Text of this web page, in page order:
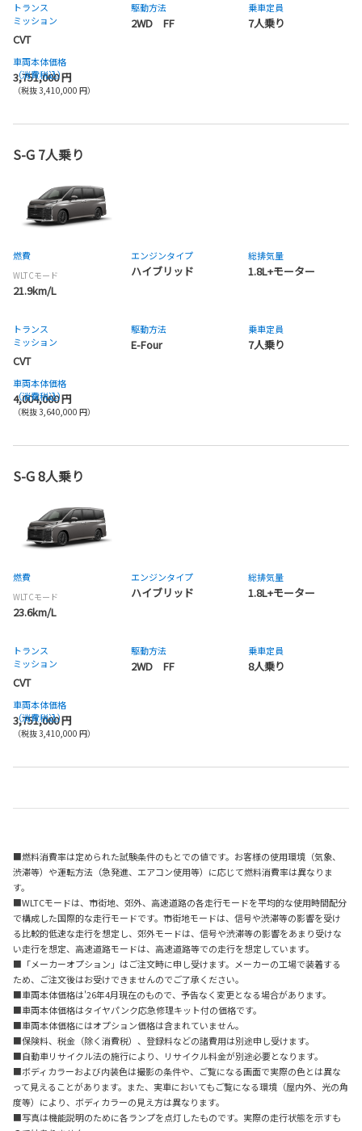
トランス
ミッション
CVT
駆動方法
2WD FF
乗車定員
7人乗り
車両本体価格
（消費税込）
3,751,000 円
（税抜 3,410,000 円）
S-G 7人乗り
燃費
WLTCモード
21.9km/L
エンジンタイプ
ハイブリッド
総排気量
1.8L+モーター
トランス
ミッション
CVT
駆動方法
E-Four
乗車定員
7人乗り
車両本体価格
（消費税込）
4,004,000 円
（税抜 3,640,000 円）
S-G 8人乗り
燃費
WLTCモード
23.6km/L
エンジンタイプ
ハイブリッド
総排気量
1.8L+モーター
トランス
ミッション
CVT
駆動方法
2WD FF
乗車定員
8人乗り
車両本体価格
（消費税込）
3,751,000 円
（税抜 3,410,000 円）
■燃料消費率は定められた試験条件のもとでの値です。お客様の使用環境（気象、
渋滞等）や運転方法（急発進、エアコン使用等）に応じて燃料消費率は異なりま
す。
■WLTCモードは、市街地、郊外、高速道路の各走行モードを平均的な使用時間配分
で構成した国際的な走行モードです。市街地モードは、信号や渋滞等の影響を受け
る比較的低速な走行を想定し、郊外モードは、信号や渋滞等の影響をあまり受けな
い走行を想定、高速道路モードは、高速道路等での走行を想定しています。
■「メーカーオプション」はご注文時に申し受けます。メーカーの工場で装着する
ため、ご注文後はお受けできませんのでご了承ください。
■車両本体価格は'26年4月現在のもので、予告なく変更となる場合があります。
■車両本体価格はタイヤパンク応急修理キット付の価格です。
■車両本体価格にはオプション価格は含まれていません。
■保険料、税金（除く消費税）、登録料などの諸費用は別途申し受けます。
■自動車リサイクル法の施行により、リサイクル料金が別途必要となります。
■ボディカラーおよび内装色は撮影の条件や、ご覧になる画面で実際の色とは異な
って見えることがあります。また、実車においてもご覧になる環境（屋内外、光の角
度等）により、ボディカラーの見え方は異なります。
■写真は機能説明のために各ランプを点灯したものです。実際の走行状態を示すも